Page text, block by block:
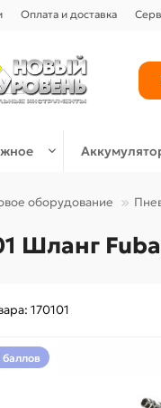
Оплата и доставка
оборудование
Шланг
170101
баллов